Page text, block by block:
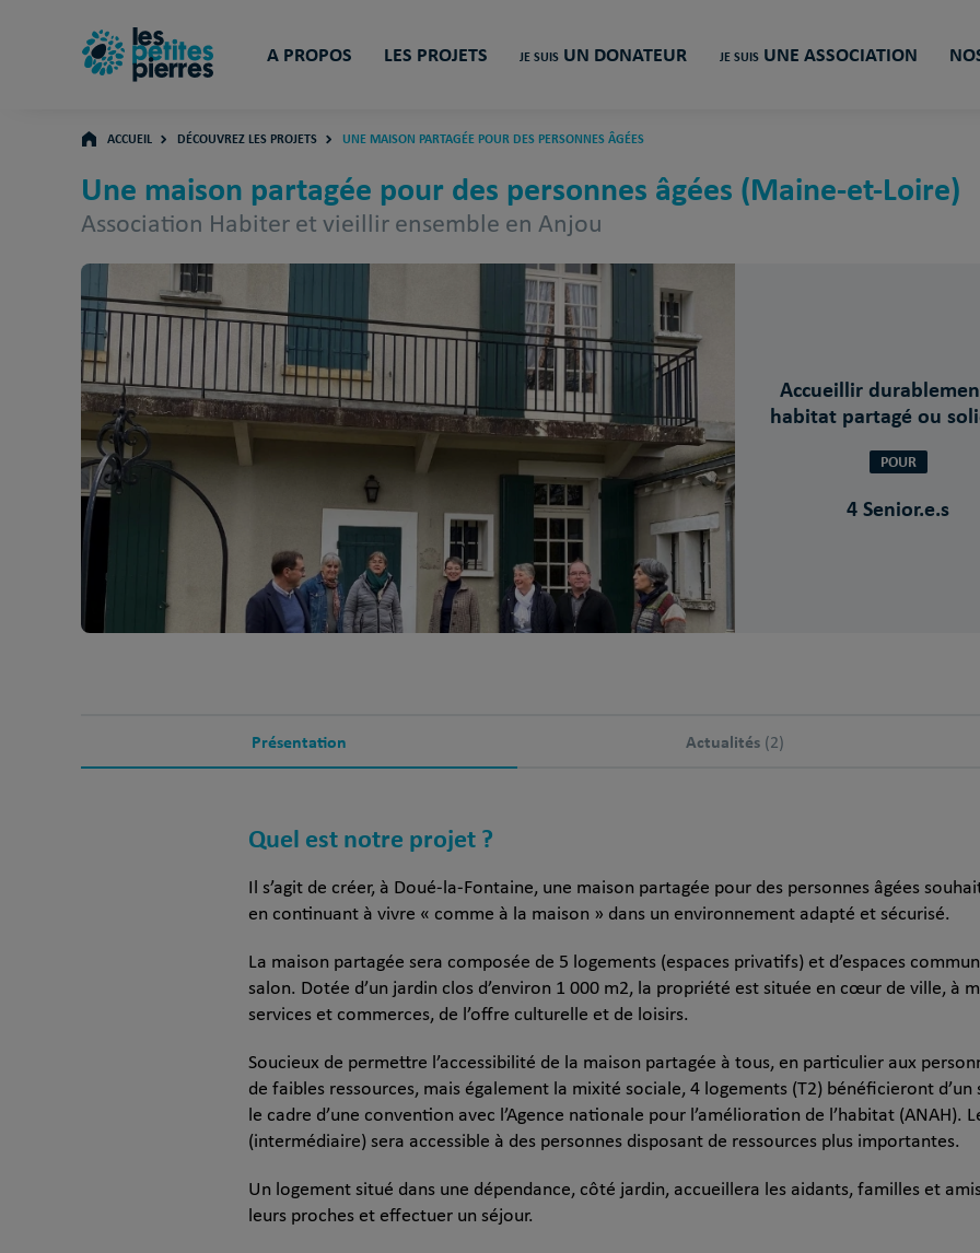
A PROPOS LES PROJETS JE SUIS UN DONATEUR JE SUIS UNE ASSOCIATION
ACCUEIL DÉCOUVREZ LES PROJETS UNE MAISON PARTAGÉE POUR DES PERSONNES ÂGÉES
Une maison partagée pour des personnes âgées (Maine-et-Loire)
Association Habiter et vieillir ensemble en Anjou
Accueillir
habitat partagé ou
POUR
4 Senior.e.s
Présentation Actualités (2)
Quel est notre projet ?
Il s’agit de créer, à Doué-la-Fontaine, une maison partagée pour des personnes âgées
en continuant à vivre « comme à la maison » dans un environnement adapté et sécurisé.
La maison partagée sera composée de 5 logements (espaces privatifs) et d’espaces
salon. Dotée d’un jardin clos d’environ 1 000 m2, la propriété est située en cœur de ville, à
services et commerces, de l’offre culturelle et de loisirs.
Soucieux de permettre l’accessibilité de la maison partagée à tous, en particulier aux
de faibles ressources, mais également la mixité sociale, 4 logements (T2) bénéficieront
le cadre d’une convention avec l’Agence nationale pour l’amélioration de l’habitat (ANAH).
(intermédiaire) sera accessible à des personnes disposant de ressources plus importantes.
Un logement situé dans une dépendance, côté jardin, accueillera les aidants, familles et
leurs proches et effectuer un séjour.